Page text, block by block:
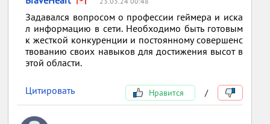
Задавался вопросом о профессии геймера и иска
л информацию в сети. Необходимо быть готовым
к жесткой конкуренции и постоянному совершенс
твованию своих навыков для достижения высот в
этой области.
Цитировать Нравится /